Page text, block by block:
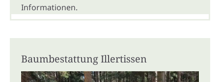
Informationen.
Baumbestattung Illertissen